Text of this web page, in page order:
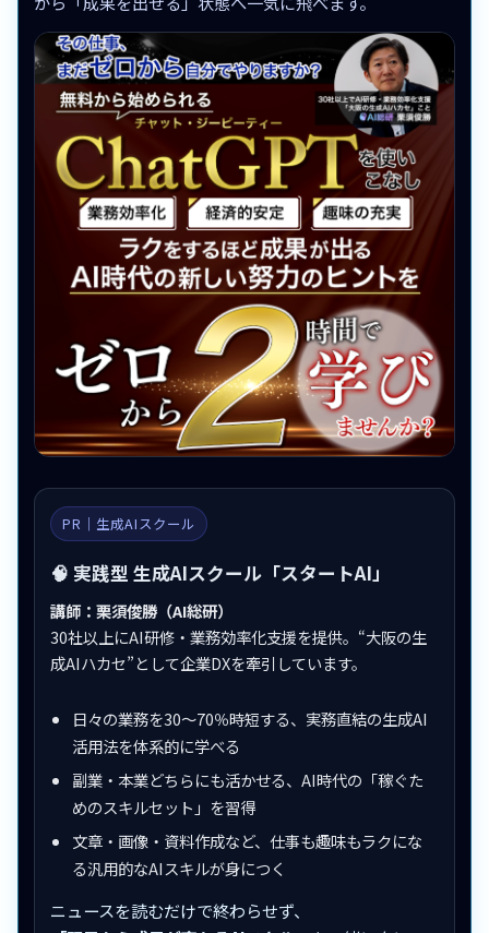
PR｜生成AIスクール
🧠 実践型 生成AIスクール「スタートAI」
講師：栗須俊勝（AI総研）
30社以上にAI研修・業務効率化支援を提供。“大阪の生
成AIハカセ”として企業DXを牽引しています。
日々の業務を30〜70％時短する、実務直結の生成AI
活用法を体系的に学べる
副業・本業どちらにも活かせる、AI時代の「稼ぐた
めのスキルセット」を習得
文章・画像・資料作成など、仕事も趣味もラクにな
る汎用的なAIスキルが身につく
ニュースを読むだけで終わらせず、